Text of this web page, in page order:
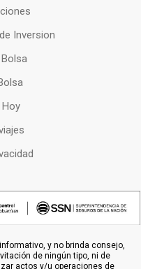
Inversion
Hoy
y no brinda consejo,
de ningún tipo, ni de
actos y/u operaciones de